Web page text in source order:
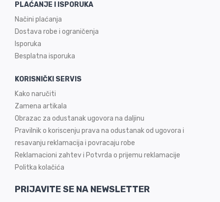
PLAĆANJE I ISPORUKA
Načini plaćanja
Dostava robe i ograničenja
Isporuka
Besplatna isporuka
KORISNIČKI SERVIS
Kako naručiti
Zamena artikala
Obrazac za odustanak ugovora na daljinu
Pravilnik o koriscenju prava na odustanak od ugovora i
resavanju reklamacija i povracaju robe
Reklamacioni zahtev i Potvrda o prijemu reklamacije
Politka kolačića
PRIJAVITE SE NA NEWSLETTER